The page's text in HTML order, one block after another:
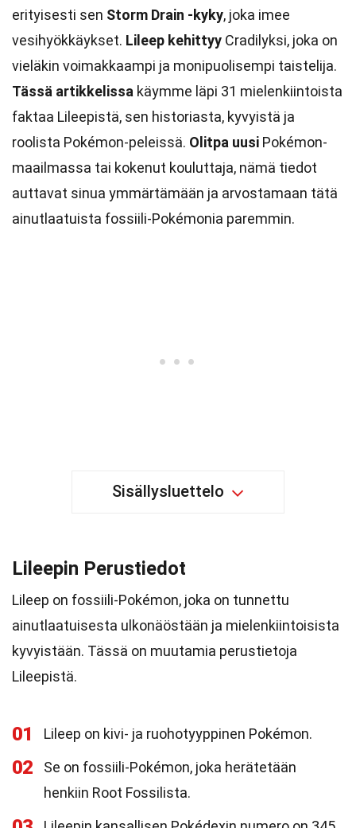
erityisesti sen Storm Drain -kyky, joka imee
vesihyökkäykset. Lileep kehittyy Cradilyksi, joka on
vieläkin voimakkaampi ja monipuolisempi taistelija.
Tässä artikkelissa käymme läpi 31 mielenkiintoista
faktaa Lileepistä, sen historiasta, kyvyistä ja
roolista Pokémon-peleissä. Olitpa uusi Pokémon-
maailmassa tai kokenut kouluttaja, nämä tiedot
auttavat sinua ymmärtämään ja arvostamaan tätä
ainutlaatuista fossiili-Pokémonia paremmin.
Sisällysluettelo
Lileepin Perustiedot
Lileep on fossiili-Pokémon, joka on tunnettu
ainutlaatuisesta ulkonäöstään ja mielenkiintoisista
kyvyistään. Tässä on muutamia perustietoja
Lileepistä.
01 Lileep on kivi- ja ruohotyyppinen Pokémon.
02
Se on fossiili-Pokémon, joka herätetään
henkiin Root Fossilista.